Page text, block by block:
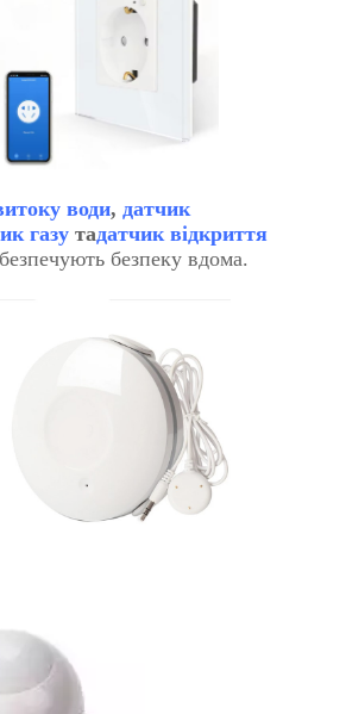
води, датчик
газу тадатчик відкриття
безпеку вдома.